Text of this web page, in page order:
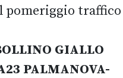
pomeriggio traffico
GIALLO
PALMANOVA-